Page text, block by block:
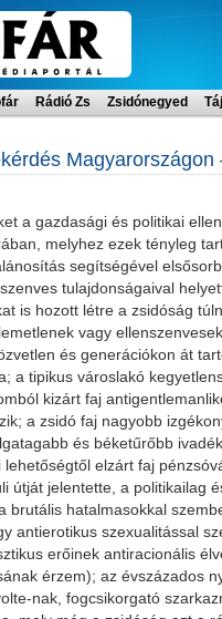
Rádió Zs Zsidónegyed
a gazdasági és politikai
melyhez ezek tényleg
segítségével
tulajdonságaival
is hozott létre a zsidóság
vagy
és generációkon át
a tipikus városlakó
kizárt faj
a zsidó faj nagyobb
és béketűrőbb
lehetőségtől elzárt faj
útját jelentette, a politikailag
brutális hatalmasokkal
antierotikus szexualitással
erőinek antiracionális
érzem); az évszázados
nak, fogcsikorgató